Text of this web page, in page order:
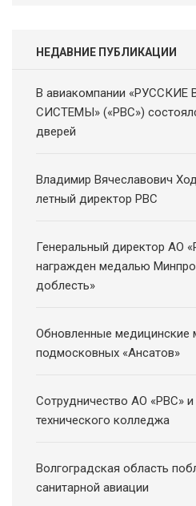
НЕДАВНИЕ ПУБЛИКАЦИИ
В авиакомпании
СИСТЕМЫ» («РВС»)
дверей
Владимир Вячеславович
летный директор РВС
Генеральный директор АО
награжден медалью
доблесть»
Обновленные медицинские
подмосковных «Ансатов»
Сотрудничество АО «РВС»
технического колледжа
Волгоградская область
санитарной авиации